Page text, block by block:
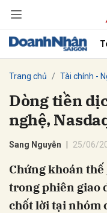
Trang chủ Tài chính -
Dòng tiền
nghệ,
Sang Nguyễn 25/06/
Chứng khoán
trong phiên giao
chốt lời tại nhóm